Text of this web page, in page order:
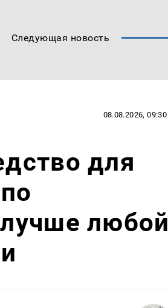
Следующая новость
08.08.2026, 09:30
для
любой